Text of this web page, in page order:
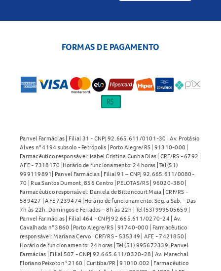
FORMAS DE PAGAMENTO
Panvel Farmácias | Filial 31 - CNPJ 92.665.611/0101-30 | Av. Protásio
Alves n° 4194 subsolo - Petrópolis | Porto Alegre/RS | 91310-000 |
Farmacêutico responsável: Isabel Cristina Cunha Dias | CRF/RS - 6792 |
AFE - 7318170 |Horário de funcionamento: 24 horas | Tel (51)
999119891| Panvel Farmácias | Filial 91 – CNPJ 92.665.611/0080-
70 | Rua Santos Dumont, 856 Centro | PELOTAS/RS | 96020-380 |
Farmacêutico responsável: Daniela de Bittencourt Maia | CRF/RS -
589427 | AFE 7239474 |Horário de funcionamento: Seg. a Sab. - Das
7h às 22h. Domingos e Feriados – 8h às 22h | Tel (53) 999505659 |
Panvel Farmácias | Filial 464 - CNPJ 92.665.611/0270-24 | Av.
Cavalhada n° 3860 | Porto Alegre/RS | 91740-000 | Farmacêutico
responsável: Mariana Cervo | CRF/RS - 535349 | AFE - 7421850 |
Horário de funcionamento: 24 horas | Tel (51) 995672339| Panvel
Farmácias | Filial 507 - CNPJ 92.665.611/0320-28 | Av. Marechal
Floriano Peixoto n° 2160 | Curitiba/PR | 91010.002 | Farmacêutico